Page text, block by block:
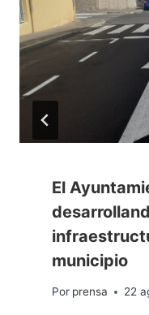
El
municipio
Por prensa 22